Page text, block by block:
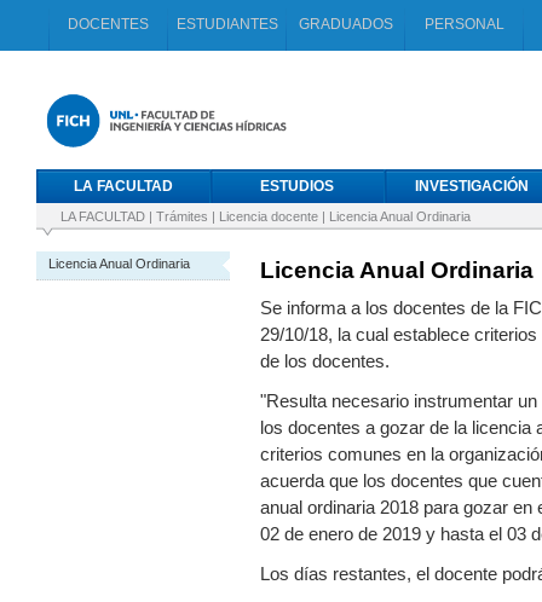
DOCENTES ESTUDIANTES GRADUADOS PERSONAL
LA FACULTAD ESTUDIOS INVESTIGACIÓN
LA FACULTAD | Trámites | Licencia docente | Licencia Anual Ordinaria
Licencia Anual Ordinaria Licencia Anual Ordinaria
Se informa a los docentes de la
29/10/18, la cual establece
de los docentes.
"Resulta necesario instrumentar
los docentes a gozar de la licencia
criterios comunes en la
acuerda que los docentes que
anual ordinaria 2018 para gozar
02 de enero de 2019 y hasta el 03
Los días restantes, el docente